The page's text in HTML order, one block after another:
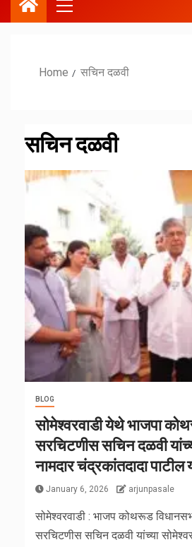
Home सचिन दळवी
सचिन दळवी
BLOG
सोमेश्वरवाडी येथे भाजपा
सरचिटणीस सचिन दळवी
नामदार चंद्रकांतदादा पाटील
January 6, 2026 arjunpasale
सोमेश्वरवाडी : भाजप कोथरूड
सरचिटणीस सचिन दळवी यांच्या